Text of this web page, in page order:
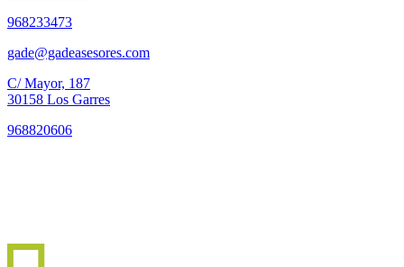
968233473
gade@gadeasesores.com
C/ Mayor, 187
30158 Los Garres
968820606